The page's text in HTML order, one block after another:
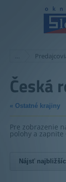
…
Česká
Ostatné krajiny
Pre zobrazenie
polohy a zapnite
Nájsť